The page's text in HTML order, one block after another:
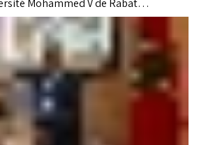
Mohammed V de Rabat
sous l’égide du Ministère de
la 5e édition de la Journée
Technologique en Ingénierie. Dans un
Ammor, professeur à l’École
président de la JNITI et inventeur,
enjeux d’une édition placée sous le
vecteur de progrès et moteur de